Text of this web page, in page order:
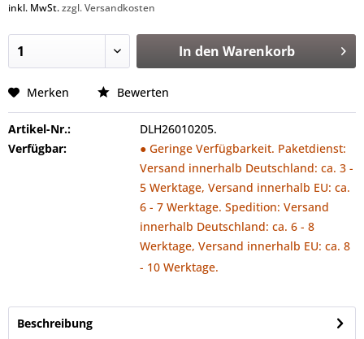
inkl. MwSt.zzgl. Versandkosten
In den Warenkorb
Merken Bewerten
Artikel-Nr.:
DLH26010205.
Verfügbar:
● Geringe Verfügbarkeit. Paketdienst:
Versand innerhalb Deutschland: ca. 3 -
5 Werktage, Versand innerhalb EU: ca.
6 - 7 Werktage. Spedition: Versand
innerhalb Deutschland: ca. 6 - 8
Werktage, Versand innerhalb EU: ca. 8
- 10 Werktage.
Beschreibung